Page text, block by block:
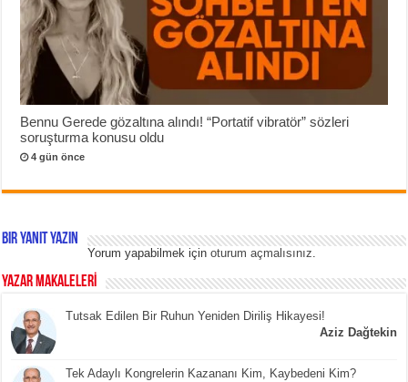
Bennu Gerede gözaltına alındı! “Portatif vibratör” sözleri
soruşturma konusu oldu
4 gün önce
Bir yanıt yazın
Yorum yapabilmek içinoturum açmalısınız.
YAZAR MAKALELERİ
Tutsak Edilen Bir Ruhun Yeniden Diriliş Hikayesi!
Aziz Dağtekin
Tek Adaylı Kongrelerin Kazananı Kim, Kaybedeni Kim?